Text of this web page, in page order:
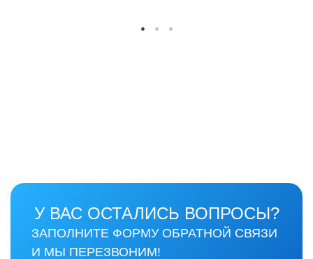
У ВАС ОСТАЛИСЬ ВОПРОСЫ?
ЗАПОЛНИТЕ ФОРМУ ОБРАТНОЙ СВЯЗИ
И МЫ ПЕРЕЗВОНИМ!